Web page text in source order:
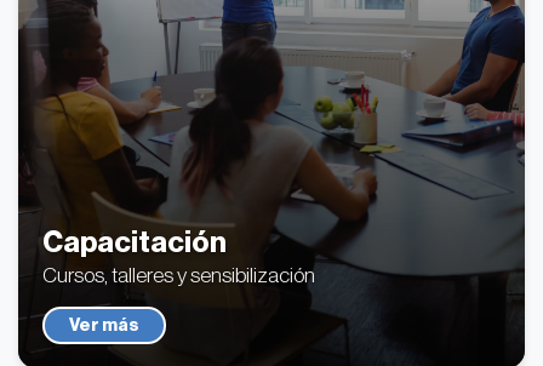
Capacitación
Cursos, talleres y sensibilización
Ver más